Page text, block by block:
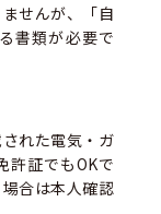
せんが、「自
書類が必要で
れた電気・ガ
許証でもOKで
合は本人確認